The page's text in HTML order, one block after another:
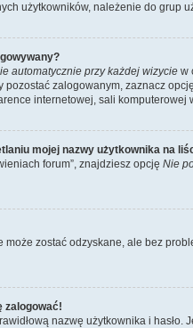
użytkowników, należenie do grup
automatycznie przy każdej wizycie w
pozostać zalogowanym, zaznacz
internetowej, sali
mojej nazwy użytkownika na
forum”, znajdziesz opcję Nie
może zostać odzyskane, ale bez
zalogować!
nazwę użytkownika i hasło.